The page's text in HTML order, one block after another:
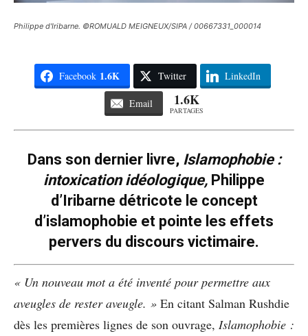
Philippe d'Iribarne. ©ROMUALD MEIGNEUX/SIPA / 00667331_000014
Facebook 1.6K Twitter LinkedIn
Email 1.6K
PARTAGES
Dans son dernier livre, Islamophobie :
intoxication idéologique, Philippe
d’Iribarne détricote le concept
d’islamophobie et pointe les effets
pervers du discours victimaire.
« Un nouveau mot a été inventé pour permettre aux
aveugles de rester aveugle. » En citant Salman Rushdie
dès les premières lignes de son ouvrage, Islamophobie :